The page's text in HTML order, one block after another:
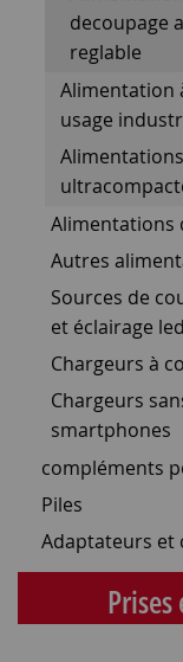
decoupage
reglable
Alimentation
usage
Alimentations
Alimentations
Autres
Sources de
et éclairage led
Chargeurs à
Chargeurs
smartphones
compléments
Piles
Adaptateurs et